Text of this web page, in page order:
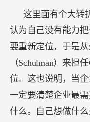
这里面有个大转
认为自己没有能力
要重新定位，于是
（Schulman）来担
位。这也说明，当
一定要清楚企业最
什么。自己想做什